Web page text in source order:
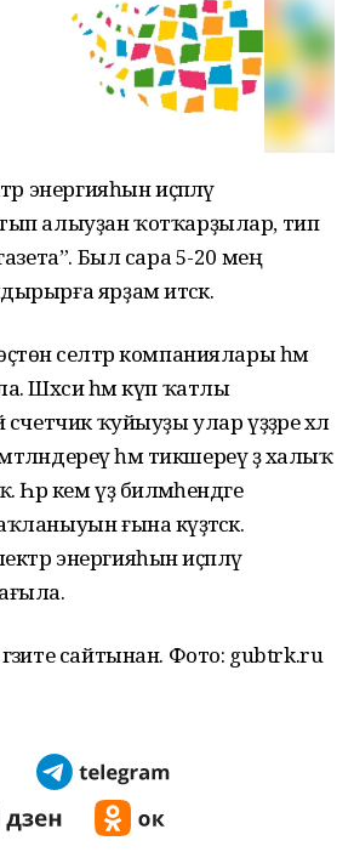
энергияһын иҫәпләү
алыуҙан ҡотҡарҙылар, тип
Был сара 5-20 мең
ярҙам итәсәк.
селтәр компаниялары һәм
Шәхси һәм күп ҡатлы
ҡуйыуҙы улар үҙҙәре хәл
һәм тикшереү ҙә халыҡ
кем үҙ биләмәһендәге
ғына күҙәтәсәк.
энергияһын иҫәпләү
сайтынан. Фото: gubtrk.ru